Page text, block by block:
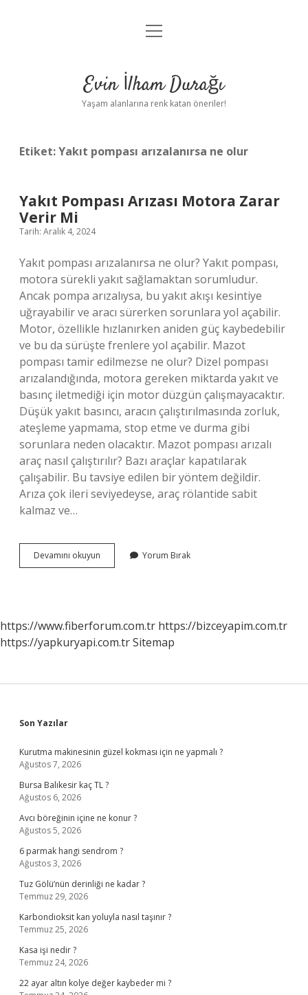
Anasayfa
Yasal Uyarı
menüyü
Evin İlham Durağı
Yaşam alanlarına renk katan öneriler!
Etiket:Yakıt pompası arızalanırsa ne olur
Yakıt Pompası Arızası Motora Zarar
Verir Mi
Tarih: Aralık 4, 2024
Yakıt pompası arızalanırsa ne olur? Yakıt pompası,
motora sürekli yakıt sağlamaktan sorumludur.
Ancak pompa arızalıysa, bu yakıt akışı kesintiye
uğrayabilir ve aracı sürerken sorunlara yol açabilir.
Motor, özellikle hızlanırken aniden güç kaybedebilir
ve bu da sürüşte frenlere yol açabilir. Mazot
pompası tamir edilmezse ne olur? Dizel pompası
arızalandığında, motora gereken miktarda yakıt ve
basınç iletmediği için motor düzgün çalışmayacaktır.
Düşük yakıt basıncı, aracın çalıştırılmasında zorluk,
ateşleme yapmama, stop etme ve durma gibi
sorunlara neden olacaktır. Mazot pompası arızalı
araç nasıl çalıştırılır? Bazı araçlar kapatılarak
çalışabilir. Bu tavsiye edilen bir yöntem değildir.
Arıza çok ileri seviyedeyse, araç rölantide sabit
kalmaz ve…
Devamını okuyun
Pompası
Mi
Yorum Bırak
https://www.fiberforum.com.tr https://bizceyapim.com.tr
https://yapkuryapi.com.trSitemap
Sidebar
Son Yazılar
Kurutma makinesinin güzel kokması için ne yapmalı ?
Ağustos 7, 2026
Bursa Balıkesir kaç TL ?
Ağustos 6, 2026
Avcı böreğinin içine ne konur ?
Ağustos 5, 2026
6 parmak hangi sendrom ?
Ağustos 3, 2026
Tuz Gölü’nün derinliği ne kadar ?
Temmuz 29, 2026
Karbondioksit kan yoluyla nasıl taşınır ?
Temmuz 25, 2026
Kasa işi nedir ?
Temmuz 24, 2026
22 ayar altın kolye değer kaybeder mi ?